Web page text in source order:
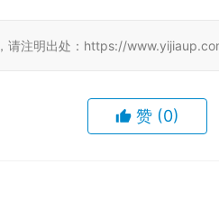
请注明出处：https://
赞 (0)